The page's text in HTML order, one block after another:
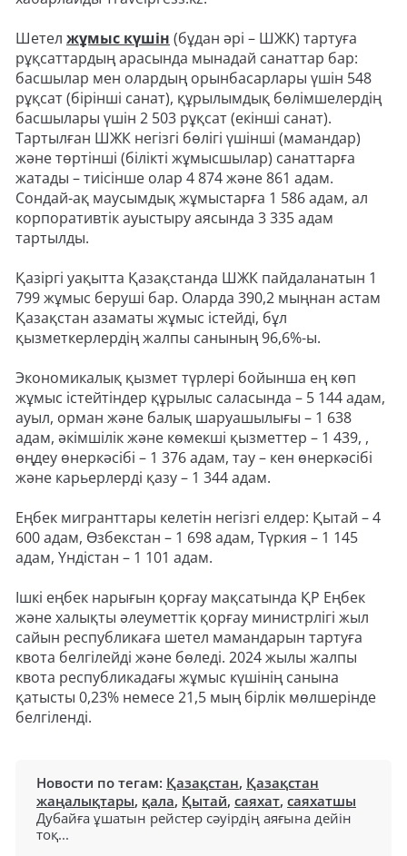
Шетел жұмыс күшін (бұдан әрі – ШЖК) тартуға
рұқсаттардың арасында мынадай санаттар бар:
басшылар мен олардың орынбасарлары үшін 548
рұқсат (бірінші санат), құрылымдық бөлімшелердің
басшылары үшін 2 503 рұқсат (екінші санат).
Тартылған ШЖК негізгі бөлігі үшінші (мамандар)
және төртінші (білікті жұмысшылар) санаттарға
жатады – тиісінше олар 4 874 және 861 адам.
Сондай-ақ маусымдық жұмыстарға 1 586 адам, ал
корпоративтік ауыстыру аясында 3 335 адам
тартылды.
Қазіргі уақытта Қазақстанда ШЖК пайдаланатын 1
799 жұмыс беруші бар. Оларда 390,2 мыңнан астам
Қазақстан азаматы жұмыс істейді, бұл
қызметкерлердің жалпы санының 96,6%-ы.
Экономикалық қызмет түрлері бойынша ең көп
жұмыс істейтіндер құрылыс саласында – 5 144 адам,
ауыл, орман және балық шаруашылығы – 1 638
адам, әкімшілік және көмекші қызметтер – 1 439, ,
өңдеу өнеркәсібі – 1 376 адам, тау – кен өнеркәсібі
және карьерлерді қазу – 1 344 адам.
Еңбек мигранттары келетін негізгі елдер: Қытай – 4
600 адам, Өзбекстан – 1 698 адам, Түркия – 1 145
адам, Үндістан – 1 101 адам.
Ішкі еңбек нарығын қорғау мақсатында ҚР Еңбек
және халықты әлеуметтік қорғау министрлігі жыл
сайын республикаға шетел мамандарын тартуға
квота белгілейді және бөледі. 2024 жылы жалпы
квота республикадағы жұмыс күшінің санына
қатысты 0,23% немесе 21,5 мың бірлік мөлшерінде
белгіленді.
Новости по тегам: Қазақстан, Қазақстан
жаңалықтары, қала, Қытай, саяхат, саяхатшы
Дубайға ұшатын рейстер сәуірдің аяғына дейін
тоқ...